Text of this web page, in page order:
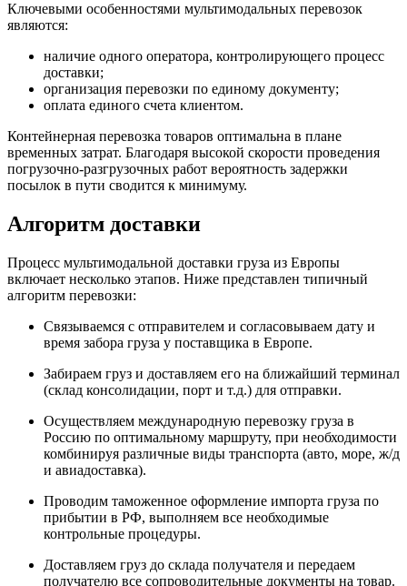
Ключевыми особенностями мультимодальных перевозок
являются:
наличие одного оператора, контролирующего процесс
доставки;
организация перевозки по единому документу;
оплата единого счета клиентом.
Контейнерная перевозка товаров оптимальна в плане
временных затрат. Благодаря высокой скорости проведения
погрузочно-разгрузочных работ вероятность задержки
посылок в пути сводится к минимуму.
Алгоритм доставки
Процесс мультимодальной доставки груза из Европы
включает несколько этапов. Ниже представлен типичный
алгоритм перевозки:
Связываемся с отправителем и согласовываем дату и
время забора груза у поставщика в Европе.
Забираем груз и доставляем его на ближайший терминал
(склад консолидации, порт и т.д.) для отправки.
Осуществляем международную перевозку груза в
Россию по оптимальному маршруту, при необходимости
комбинируя различные виды транспорта (авто, море, ж/д
и авиадоставка).
Проводим таможенное оформление импорта груза по
прибытии в РФ, выполняем все необходимые
контрольные процедуры.
Доставляем груз до склада получателя и передаем
получателю все сопроводительные документы на товар.